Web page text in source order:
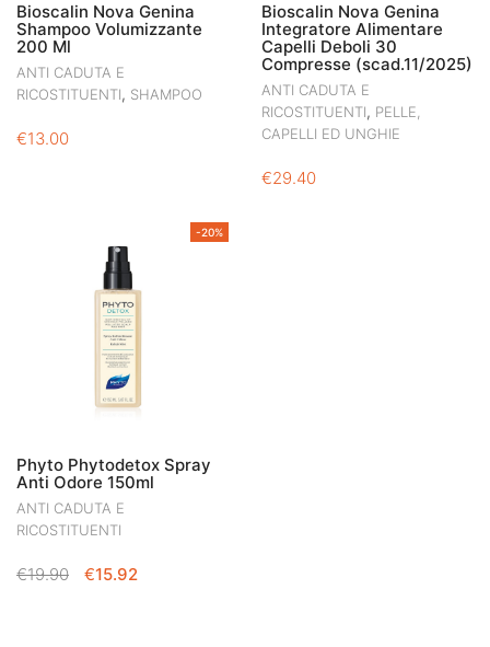
Bioscalin Nova Genina
Shampoo Volumizzante
200 Ml
ANTI CADUTA E
RICOSTITUENTI, SHAMPOO
€13.00
Bioscalin Nova Genina
Integratore Alimentare
Capelli Deboli 30
Compresse (scad.11/2025)
ANTI CADUTA E
RICOSTITUENTI, PELLE,
CAPELLI ED UNGHIE
€29.40
-20%
Phyto Phytodetox Spray
Anti Odore 150ml
ANTI CADUTA E
RICOSTITUENTI
€19.90
IL
€15.92